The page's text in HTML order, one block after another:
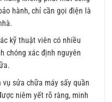
hành, chỉ cần gọi điện là
kỹ thuật viên có nhiều
chóng xác định nguyên
sửa chữa máy sấy quần
niêm yết rõ ràng, minh